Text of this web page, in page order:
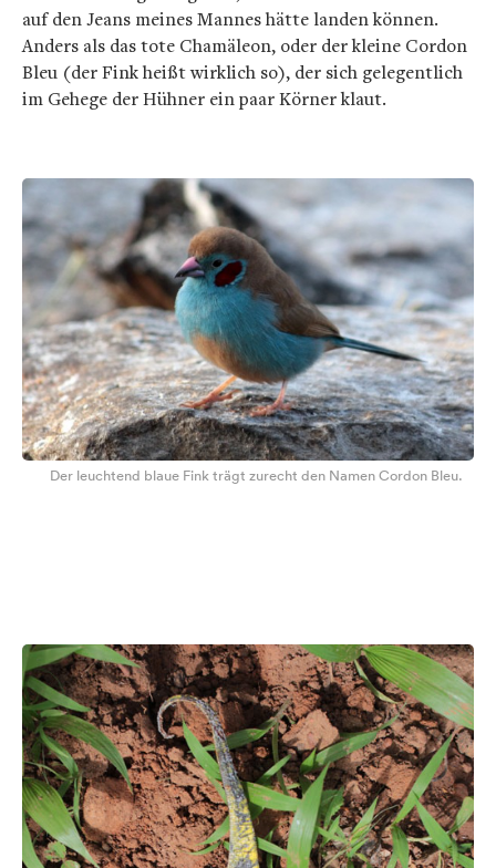
auf den Jeans meines Mannes hätte landen können.
Anders als das tote Chamäleon, oder der kleine Cordon
Bleu (der Fink heißt wirklich so), der sich gelegentlich
im Gehege der Hühner ein paar Körner klaut.
Der leuchtend blaue Fink trägt zurecht den Namen Cordon Bleu.